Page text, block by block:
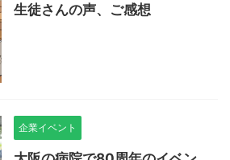
生徒さんの声、ご感想
企業イベント